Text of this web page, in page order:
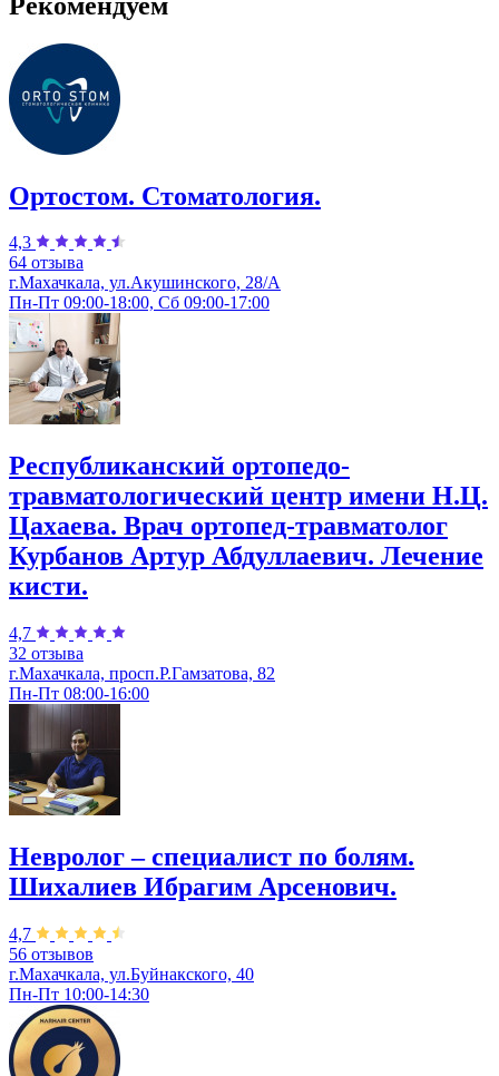
Ортостом. Стоматология.
4,3
64 отзыва
г.Махачкала, ул.Акушинского, 28/А
Пн-Пт 09:00-18:00, Сб 09:00-17:00
Республиканский ортопедо-
травматологический центр имени Н.Ц.
Цахаева. Врач ортопед-травматолог
Курбанов Артур Абдуллаевич. Лечение
кисти.
4,7
32 отзыва
г.Махачкала, просп.Р.Гамзатова, 82
Пн-Пт 08:00-16:00
Невролог – специалист по болям.
Шихалиев Ибрагим Арсенович.
4,7
56 отзывов
г.Махачкала, ул.Буйнакского, 40
Пн-Пт 10:00-14:30